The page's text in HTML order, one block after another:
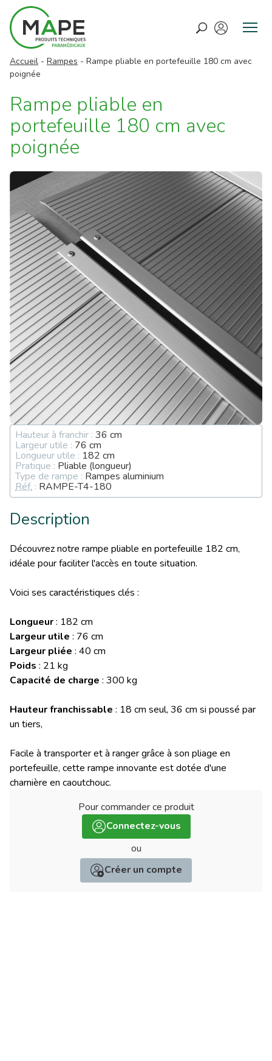
M
n
Accueil - Rampes - Rampe pliable en portefeuille 180 cm avec
poignée
Rampe pliable en
portefeuille 180 cm avec
poignée
Hauteur à franchir : 36 cm
Largeur utile : 76 cm
Longueur utile : 182 cm
Pratique : Pliable (longueur)
Type de rampe : Rampes aluminium
Réf. : RAMPE-T4-180
Description
Découvrez notre rampe pliable en portefeuille 182 cm,
idéale pour faciliter l'accès en toute situation.
Voici ses caractéristiques clés :
Longueur: 182 cm
Largeur utile : 76 cm
Largeur pliée : 40 cm
Poids : 21 kg
Capacité de charge : 300 kg
Hauteur franchissable : 18 cm seul, 36 cm si poussé par
un tiers,
Facile à transporter et à ranger grâce à son pliage en
portefeuille, cette rampe innovante est dotée d'une
charnière en caoutchouc.
Pour commander ce produit:
Connectez-vous
ou
Créer un compte